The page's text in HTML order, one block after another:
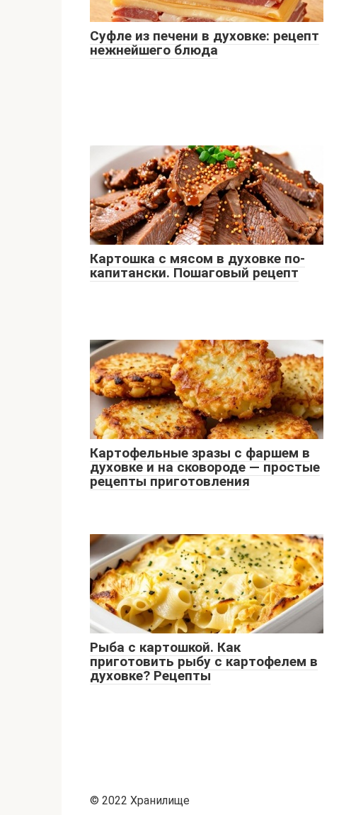
Суфле из печени в духовке: рецепт
нежнейшего блюда
Картошка с мясом в духовке по-
капитански. Пошаговый рецепт
Картофельные зразы с фаршем в
духовке и на сковороде — простые
рецепты приготовления
Рыба с картошкой. Как
приготовить рыбу с картофелем в
духовке? Рецепты
© 2022 Хранилище